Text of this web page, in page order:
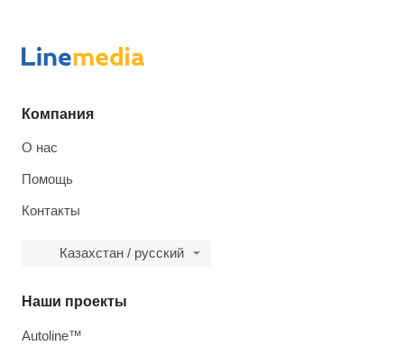
Компания
О нас
Помощь
Контакты
Казахстан / русский
Наши проекты
Autoline™